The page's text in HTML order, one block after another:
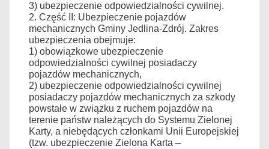
3) ubezpieczenie odpowiedzialności cywilnej.
2. Część II: Ubezpieczenie pojazdów
mechanicznych Gminy Jedlina-Zdrój. Zakres
ubezpieczenia obejmuje:
1) obowiązkowe ubezpieczenie
odpowiedzialności cywilnej posiadaczy
pojazdów mechanicznych,
2) ubezpieczenie odpowiedzialności cywilnej
posiadaczy pojazdów mechanicznych za szkody
powstałe w związku z ruchem pojazdów na
terenie państw należących do Systemu Zielonej
Karty, a niebędących członkami Unii Europejskiej
(tzw. ubezpieczenie Zielona Karta –